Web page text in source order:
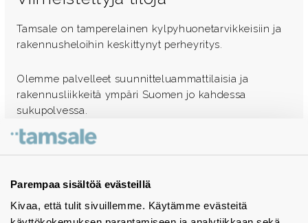
Parempaa sisältöä evästeillä
Kivaa, että tulit sivuillemme. Käytämme evästeitä
Tamsale on tamperelainen kylpyhuonetarvikkeisiin ja
rakennusheloihin keskittynyt perheyritys.
Olemme palvelleet suunnitteluammattilaisia ja
rakennusliikkeitä ympäri Suomen jo kahdessa
sukupolvessa.
Ota yhteyttä - autamme mielellämme
Tuotekuvastot
Instagram